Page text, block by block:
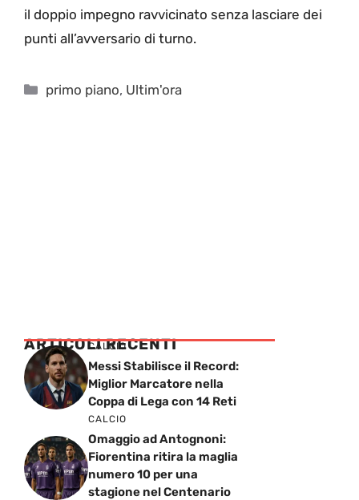
il doppio impegno ravvicinato senza lasciare dei
punti all’avversario di turno.
Categorie
primo piano, Ultim'ora
ARTICOLI RECENTI
CALCIO
Messi Stabilisce il Record:
Miglior Marcatore nella
Coppa di Lega con 14 Reti
CALCIO
Omaggio ad Antognoni:
Fiorentina ritira la maglia
numero 10 per una
stagione nel Centenario